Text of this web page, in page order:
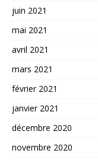
juin 2021
mai 2021
avril 2021
mars 2021
février 2021
janvier 2021
décembre 2020
novembre 2020